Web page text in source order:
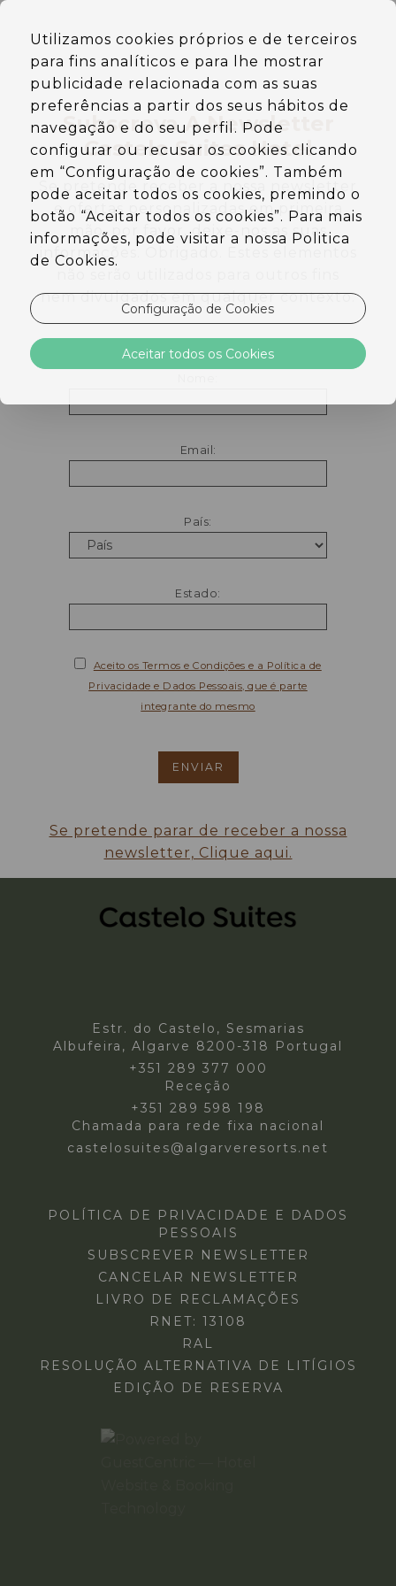
Subscreva A Newsletter
Castelo Suites Hotel
Se pretende receber a nossa newsletter
e ofertas personalizadas em primeira
mão, por favor, deixe-nos as suas
informações. Obrigado. Estes elementos
nem divulgados em qualquer contexto.
Email:
País:
Estado:
Aceito os Termos e Condições e a Política de
Privacidade e Dados Pessoais, que é parte
integrante do mesmo
Se pretende parar de receber a nossa
newsletter, Clique aqui.
Estr. do Castelo, Sesmarias
Albufeira, Algarve 8200-318 Portugal
+351 289 377 000
Receção
+351 289 598 198
Chamada para rede fixa nacional
castelosuites@algarveresorts.net
POLÍTICA DE PRIVACIDADE E DADOS
PESSOAIS
SUBSCREVER NEWSLETTER
CANCELAR NEWSLETTER
LIVRO DE RECLAMAÇÕES
RNET: 13108
RAL
RESOLUÇÃO ALTERNATIVA DE LITÍGIOS
EDIÇÃO DE RESERVA
Utilizamos cookies próprios e de terceiros
para fins analíticos e para lhe mostrar
publicidade relacionada com as suas
preferências a partir dos seus hábitos de
navegação e do seu perfil. Pode
configurar ou recusar os cookies clicando
em “Configuração de cookies”. Também
pode aceitar todos os cookies, premindo o
botão “Aceitar todos os cookies”. Para mais
informações, pode visitar a nossa Politica
de Cookies.
Configuração de Cookies
Aceitar todos os Cookies